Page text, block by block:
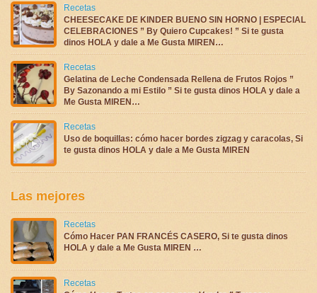
Recetas
CHEESECAKE DE KINDER BUENO SIN HORNO | ESPECIAL
CELEBRACIONES ” By Quiero Cupcakes! ” Si te gusta
dinos HOLA y dale a Me Gusta MIREN…
Recetas
Gelatina de Leche Condensada Rellena de Frutos Rojos ”
By Sazonando a mi Estilo ” Si te gusta dinos HOLA y dale a
Me Gusta MIREN…
Recetas
Uso de boquillas: cómo hacer bordes zigzag y caracolas, Si
te gusta dinos HOLA y dale a Me Gusta MIREN
Las mejores
Recetas
Cómo Hacer PAN FRANCÉS CASERO, Si te gusta dinos
HOLA y dale a Me Gusta MIREN …
Recetas